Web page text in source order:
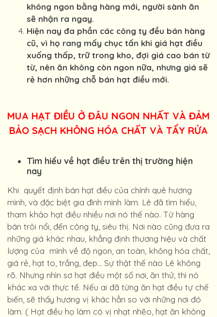
không ngon bằng hàng mới, người sành ăn
sẽ nhận ra ngay.
Hiện nay đa phần các công ty đều bán hàng
cũ, vì họ rang mấy chục tấn khi giá hạt điều
xuống thấp, trữ trong kho, đợi giá cao bán từ
từ, nên ăn không còn ngon nữa, nhưng giá sẽ
rẻ hơn những chỗ bán hạt điều mới.
MUA HẠT ĐIỀU Ở ĐÂU NGON NHẤT VÀ ĐẢM
BẢO SẠCH KHÔNG HÓA CHẤT VÀ TẨY RỬA
Tìm hiểu về hạt điều trên thị trường hiện
nay
Khi quyết định bán hạt điều của chính quê hương
mình, và đặc biệt gia đình mình làm. Lê đã tìm hiểu,
tham khảo hạt điều nhiều nơi nó thế nào. Từ hàng
bán trôi nổi, đến công ty, siêu thị. Nơi nào cũng đưa ra
những giá khác nhau, khẳng định thương hiệu và chất
lượng của mình về độ ngon, an toàn, không hóa chất,
giá rẻ, hạt to, trắng, đẹp… Sự thật thế nào Lê không
rõ. Nhưng nhìn sơ hạt điều một số nơi, ăn thử, thì nó
khác xa với thực tế. Nếu ai đã từng ăn hạt điều tự chế
biến, sẽ thấy hương vị khác hẳn so với những nơi đó
làm. ( Hạt điều họ làm có vị nhạt nhẽo, hạt ăn không